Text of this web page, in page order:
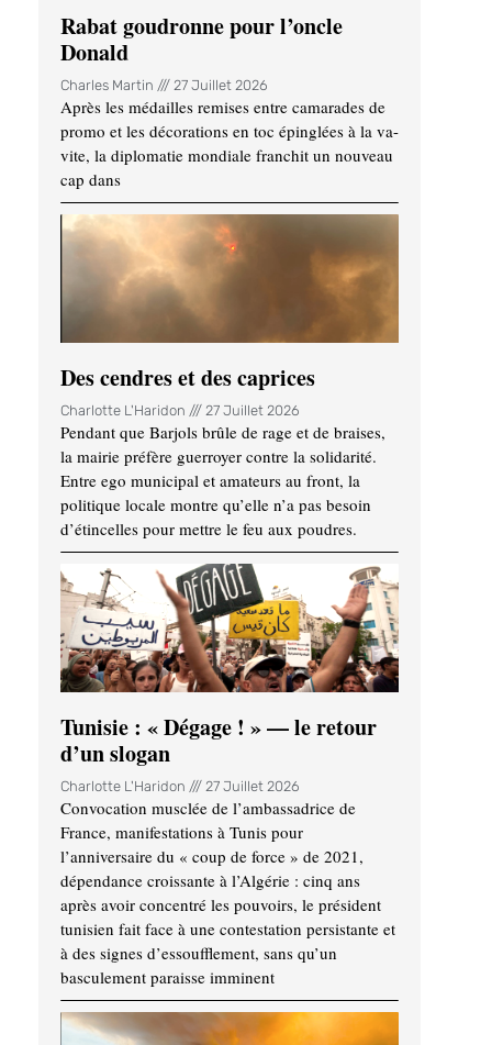
Rabat goudronne pour l’oncle
Donald
Charles Martin 27 Juillet 2026
Après les médailles remises entre camarades de
promo et les décorations en toc épinglées à la va-
vite, la diplomatie mondiale franchit un nouveau
cap dans
Des cendres et des caprices
Charlotte L'Haridon 27 Juillet 2026
Pendant que Barjols brûle de rage et de braises,
la mairie préfère guerroyer contre la solidarité.
Entre ego municipal et amateurs au front, la
politique locale montre qu’elle n’a pas besoin
d’étincelles pour mettre le feu aux poudres.
Tunisie : « Dégage ! » — le retour
d’un slogan
Charlotte L'Haridon 27 Juillet 2026
Convocation musclée de l’ambassadrice de
France, manifestations à Tunis pour
l’anniversaire du « coup de force » de 2021,
dépendance croissante à l’Algérie : cinq ans
après avoir concentré les pouvoirs, le président
tunisien fait face à une contestation persistante et
à des signes d’essoufflement, sans qu’un
basculement paraisse imminent